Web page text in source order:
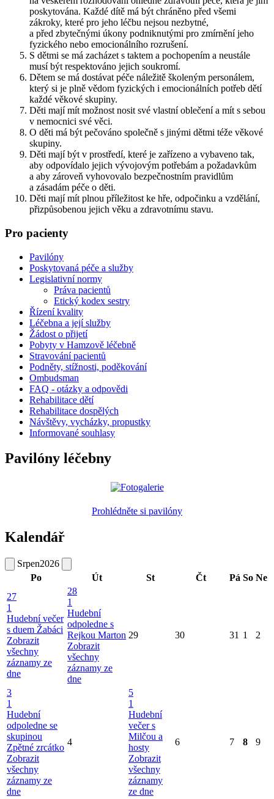
poskytována. Každé dítě má být chráněno před všemi
zákroky, které pro jeho léčbu nejsou nezbytné,
a před zbytečnými úkony podniknutými pro zmírnění jeho
fyzického nebo emocionálního rozrušení.
S dětmi se má zacházet s taktem a pochopením a neustále
musí být respektováno jejich soukromí.
Dětem se má dostávat péče náležitě školeným personálem,
který si je plně vědom fyzických i emocionálních potřeb dětí
každé věkové skupiny.
Děti mají mít možnost nosit své vlastní oblečení a mít s sebou
v nemocnici své věci.
O děti má být pečováno společně s jinými dětmi téže věkové
skupiny.
Děti mají být v prostředí, které je zařízeno a vybaveno tak,
aby odpovídalo jejich vývojovým potřebám a požadavkům
a aby zároveň vyhovovalo bezpečnostním pravidlům
a zásadám péče o děti.
Děti mají mít plnou příležitost ke hře, odpočinku a vzdělání,
přizpůsobenou jejich věku a zdravotnímu stavu.
Pro pacienty
Pavilóny
Poskytovaná péče a služby
Legislativní normy
Práva pacientů
Etický kodex sestry
Řízení kvality
Léčebna a její služby
Žádost o přijetí
Pobyty v Hamzově léčebně
Stravování pacientů
Podněty, stížnosti, poděkování
Ombudsman
FAQ - otázky a odpovědi
Rehabilitace dětí
Rehabilitace dospělých
Návštěvy, vycházky, propustky
Informované souhlasy
Pavilóny léčebny
Prohlédněte si pavilóny
Kalendář
Srpen2026
Po
Út St Čt Pá So Ne
27
1
Hudební večer
s duem Žabáci
Zobrazit
všechny
záznamy ze
dne
28
1
Hudební
odpoledne s
Rejkou Marton
Zobrazit
všechny
záznamy ze
dne
29 30 31 1 2
3
1
Hudební
odpoledne se
skupinou
Zpětné zrcátko
Zobrazit
všechny
záznamy ze
dne
4
5
1
Hudební
večer s
Milčou a
hosty
Zobrazit
všechny
záznamy
ze dne
6 7 8 9